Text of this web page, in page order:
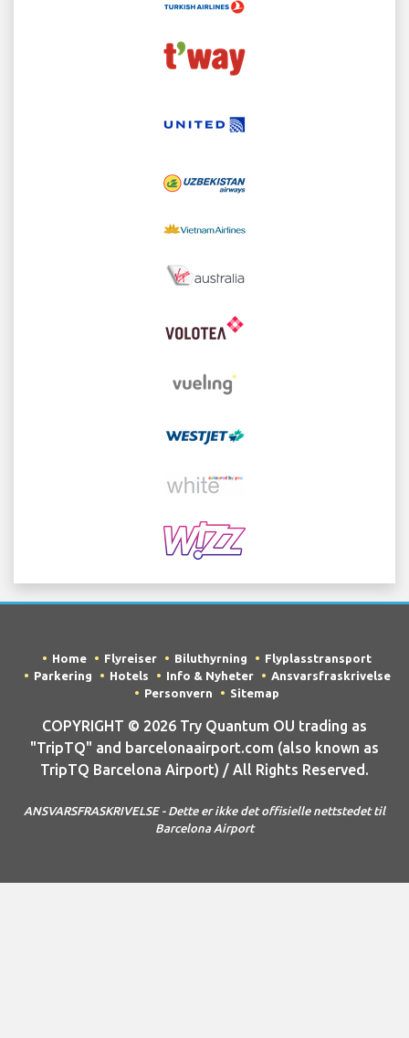
Home Flyreiser Biluthyrning
Flyplasstransport
Parkering
Hotels Info & Nyheter
Ansvarsfraskrivelse
Personvern
Sitemap
COPYRIGHT © 2026 Try Quantum OU trading as
"TripTQ" and barcelonaairport.com (also known as
TripTQ Barcelona Airport) / All Rights Reserved.
ANSVARSFRASKRIVELSE - Dette er ikke det offisielle nettstedet til
Barcelona Airport